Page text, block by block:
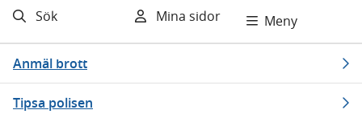
Sök Mina sidor Meny
Anmäl brott
Tipsa polisen